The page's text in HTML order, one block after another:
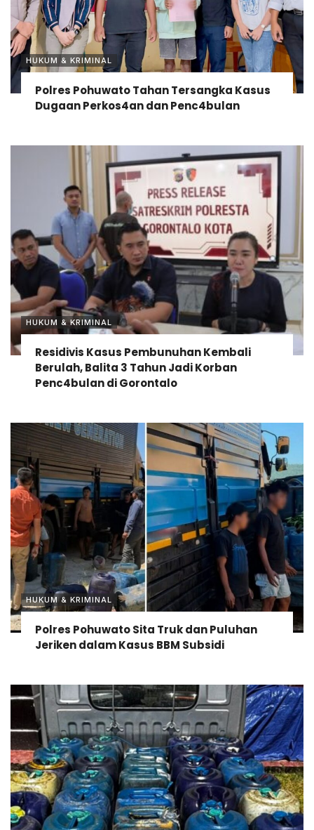
HUKUM & KRIMINAL
Polres Pohuwato Tahan Tersangka Kasus
Dugaan Perkos4an dan Penc4bulan
HUKUM & KRIMINAL
Residivis Kasus Pembunuhan Kembali
Berulah, Balita 3 Tahun Jadi Korban
Penc4bulan di Gorontalo
HUKUM & KRIMINAL
Polres Pohuwato Sita Truk dan Puluhan
Jeriken dalam Kasus BBM Subsidi